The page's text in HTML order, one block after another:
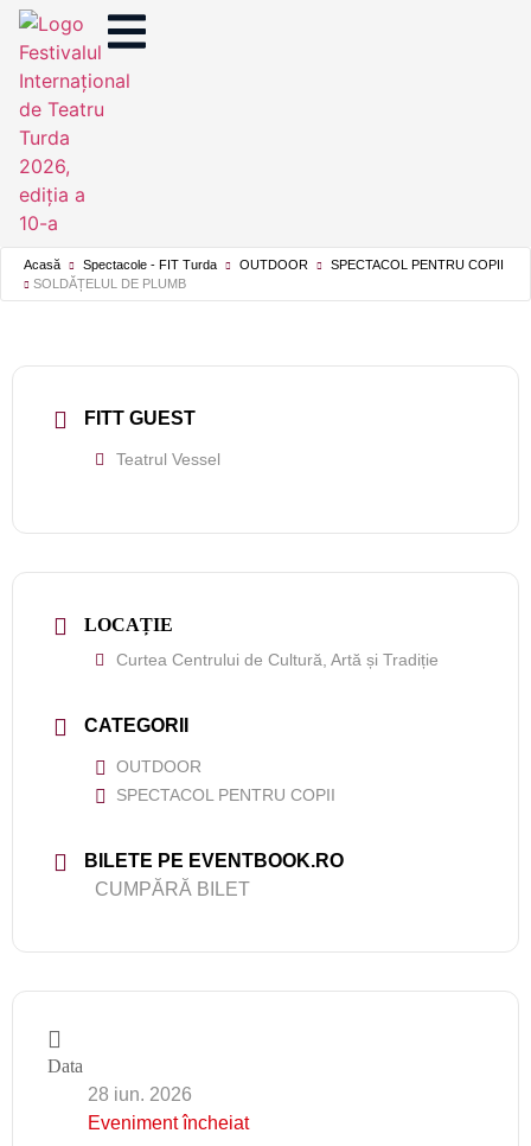
Acasă Spectacole - FIT Turda OUTDOOR
SPECTACOL PENTRU COPII
SOLDĂȚELUL DE PLUMB
FITT GUEST
Teatrul Vessel
LOCAȚIE
Curtea Centrului de Cultură, Artă și Tradiție
CATEGORII
OUTDOOR
SPECTACOL PENTRU COPII
BILETE PE EVENTBOOK.RO
CUMPĂRĂ BILET
Data
28 iun. 2026
Eveniment încheiat